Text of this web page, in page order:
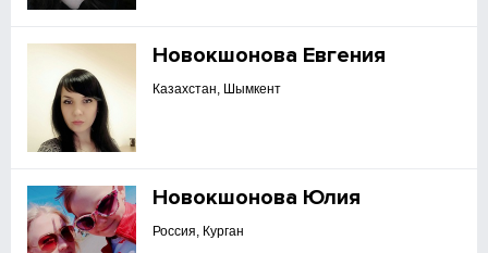
Новокшонова Евгения
Казахстан, Шымкент
Новокшонова Юлия
Россия, Курган